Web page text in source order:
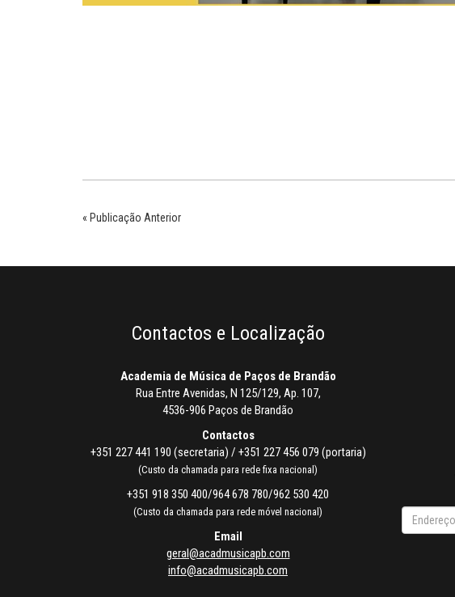
« Publicação Anterior
Contactos e Localização
Academia de Música de Paços de Brandão
Rua Entre Avenidas, N 125/129, Ap. 107,
4536-906 Paços de Brandão
Contactos
+351 227 441 190 (secretaria) / +351 227 456 079 (portaria)
(Custo da chamada para rede fixa nacional)
+351 918 350 400/964 678 780/962 530 420
(Custo da chamada para rede móvel nacional)
Email
geral@acadmusicapb.com
info@acadmusicapb.com